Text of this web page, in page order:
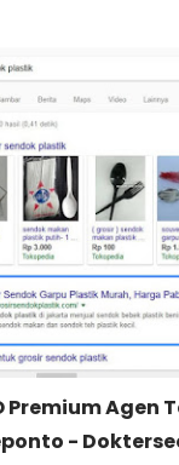
Premium Agen
-